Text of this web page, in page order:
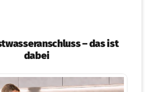
– das ist
dabei